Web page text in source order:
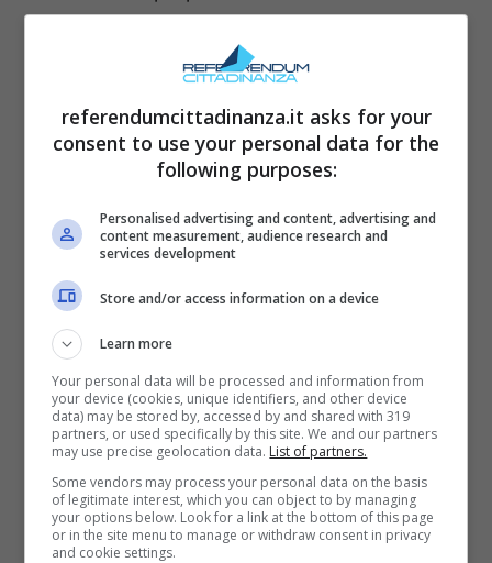
pratici, su chi risulta intestatario sul finire del
discende una conseguenza spesso
trascurata: se vendi l’auto prima della
nuovo proprietario sarà tenuto a versarlo per
bollo e vendi a metà periodo, non hai diritto a
rimborso per i mesi “non goduti”. La tassa
non si “spalma” tra venditore e acquirente,
salvo diverso accordo privato che resta però
estraneo agli obblighi fiscali verso la Regione.
referendumcittadinanza.it asks for your
consent to use your personal data for the
following purposes:
Personalised advertising and content, advertising and
content measurement, audience research and
services development
Store and/or access information on a device
Learn more
Your personal data will be processed and information from
your device (cookies, unique identifiers, and other device
data) may be stored by, accessed by and shared with 319
partners, or used specifically by this site. We and our partners
may use precise geolocation data. List of partners.
Some vendors may process your personal data on the basis
of legitimate interest, which you can object to by managing
your options below. Look for a link at the bottom of this page
or in the site menu to manage or withdraw consent in privacy
and cookie settings.